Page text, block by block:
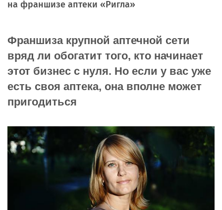
на франшизе аптеки «Ригла»
Франшиза крупной аптечной сети
вряд ли обогатит того, кто начинает
этот бизнес с нуля. Но если у вас уже
есть своя аптека, она вполне может
пригодиться